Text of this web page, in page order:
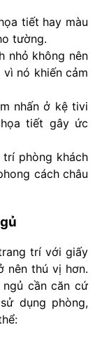
tiết hay màu
tường.
nhỏ không nên
nó khiến cảm
nhấn ở kệ tivi
tiết gây ức
trí phòng khách
cách châu
trí với giấy
nên thú vị hơn.
cần căn cứ
dụng phòng,